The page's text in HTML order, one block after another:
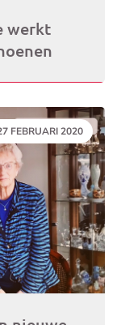
werkt
FEBRUARI 2020